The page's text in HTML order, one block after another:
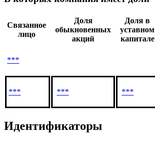
Связанное
лицо
Доля
обыкновенных
акций
Доля в
уставном
капитале
***
*** *** ***
Идентификаторы